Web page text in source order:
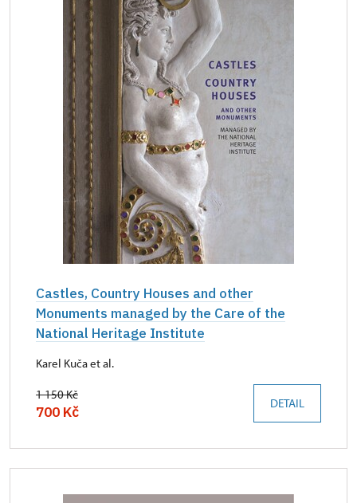
Castles, Country Houses and other
Monuments managed by the Care of the
National Heritage Institute
Karel Kuča et al.
1 150 Kč
700 Kč DETAIL